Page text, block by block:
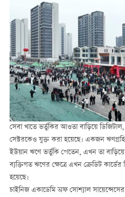
সেবা খাতে ভর্তুকির আওতা বাড়িয়ে
সেক্টরকেও যুক্ত করা হয়েছে। একজন
ইউয়ান ঋণে ভর্তুকি পেতেন, এখন তা
ব্যক্তিগত ঋণের ক্ষেত্রে এখন ক্রেডিট
হয়েছে।
চাইনিজ একাডেমি অফ সোশ্যাল